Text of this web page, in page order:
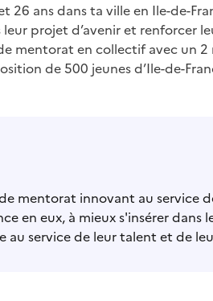
26 ans dans ta ville en Ile-de-
projet d’avenir et renforcer
mentorat en collectif avec un 2
de 500 jeunes d’Ile-de-
mentorat innovant au service
en eux, à mieux s'insérer
au service de leur talent et de